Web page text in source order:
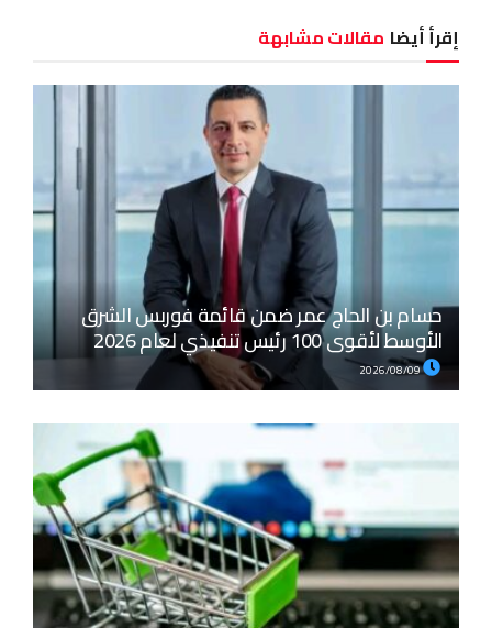
إقرأ أيضا مقالات مشابهة
حسام بن الحاج عمر ضمن قائمة فوربس الشرق
الأوسط لأقوى 100 رئيس تنفيذي لعام 2026
2026/08/09